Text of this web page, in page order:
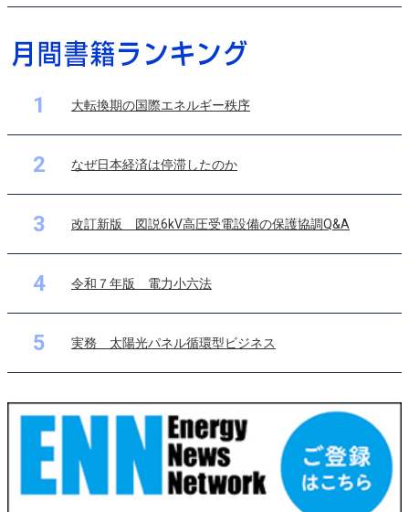
1 大転換期の国際エネルギー秩序
2 なぜ日本経済は停滞したのか
3 改訂新版 図説6kV高圧受電設備の保護協調Q&A
4 令和７年版 電力小六法
5 実務 太陽光パネル循環型ビジネス